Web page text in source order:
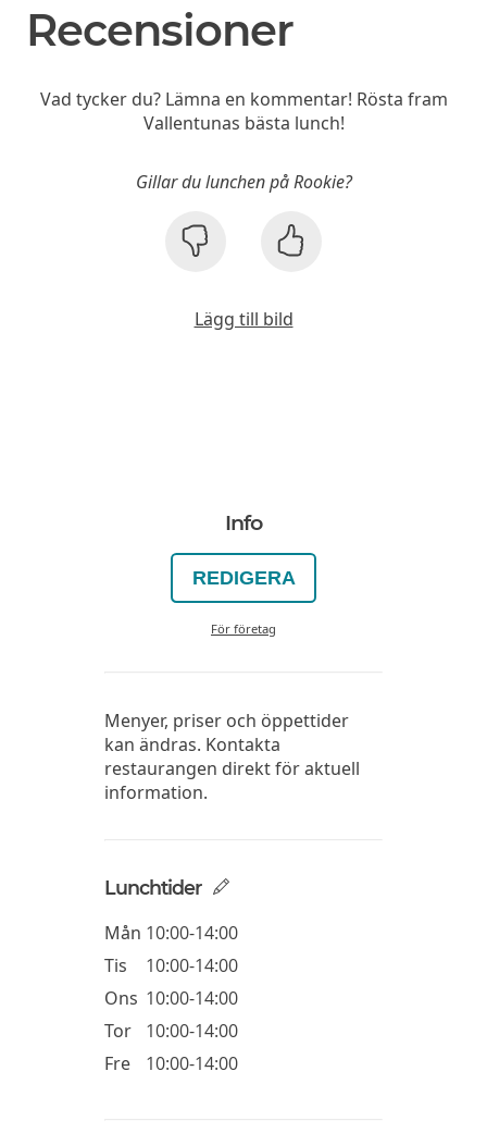
Recensioner
Vad tycker du? Lämna en kommentar! Rösta fram
Vallentunas bästa lunch!
Gillar du lunchen på Rookie?
Lägg till bild
Info
REDIGERA
För företag
Menyer, priser och öppettider
kan ändras. Kontakta
restaurangen direkt för aktuell
information.
Lunchtider
Mån 10:00-14:00
Tis
10:00-14:00
Ons 10:00-14:00
Tor
10:00-14:00
Fre
10:00-14:00